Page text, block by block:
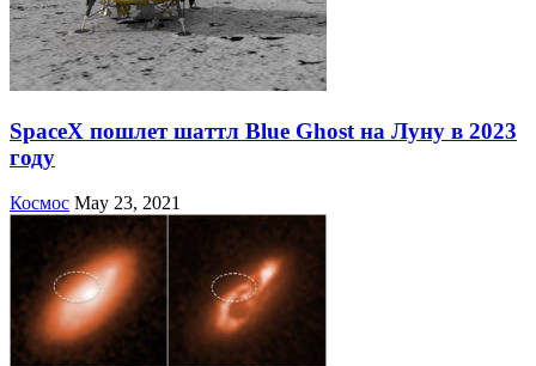
SpaceX пошлет шаттл Blue Ghost на Луну в 2023
году
Космос May 23, 2021